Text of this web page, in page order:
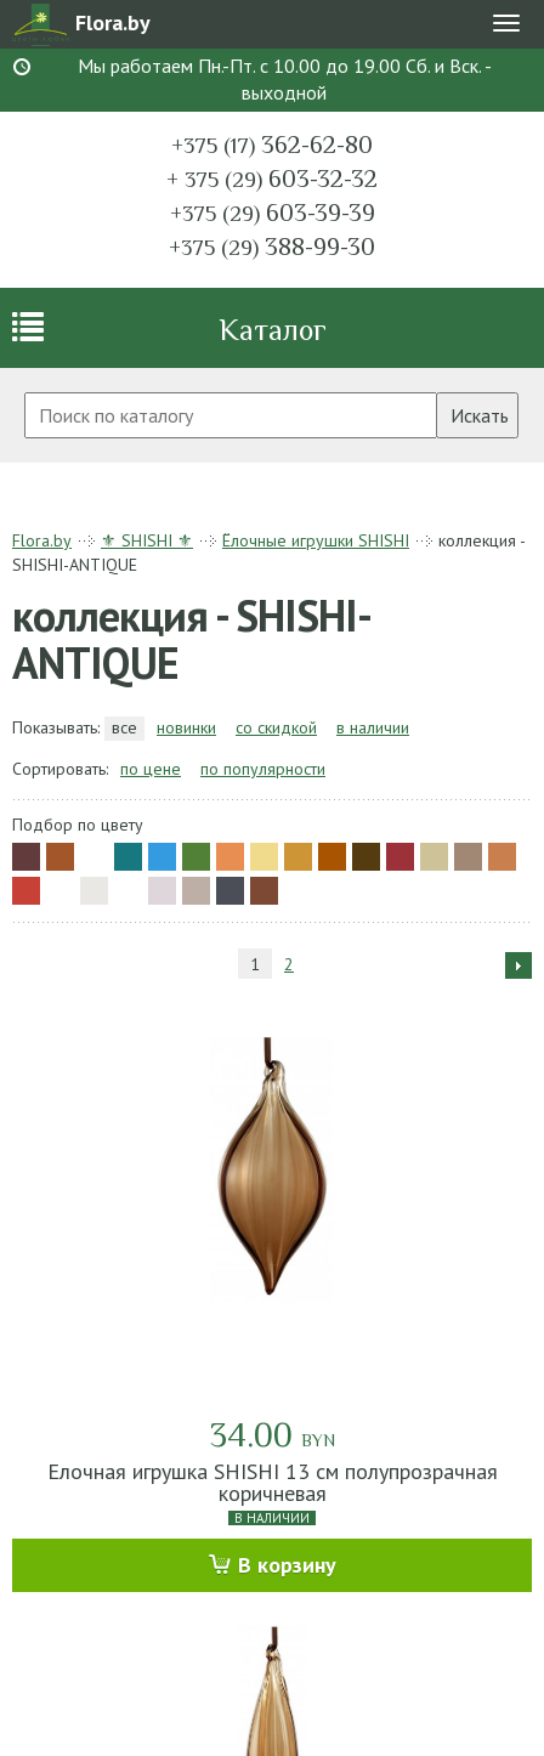
Flora.by
Мы работаем Пн.-Пт. с 10.00 до 19.00 Сб. и Вск. -
выходной
+375 (17) 362-62-80
+ 375 (29) 603-32-32
+375 (29)603-39-39
+375 (29) 388-99-30
Каталог
Искать
Flora.by ⚜ SHISHI ⚜ Ёлочные игрушки SHISHI
коллекция -
SHISHI-ANTIQUE
коллекция - SHISHI-
ANTIQUE
Показывать: все новинки со скидкой
в наличии
Сортировать: по цене по популярности
Подбор по цвету
1 2
34.00 BYN
Елочная игрушка SHISHI 13 см полупрозрачная
коричневая
В НАЛИЧИИ
В корзину